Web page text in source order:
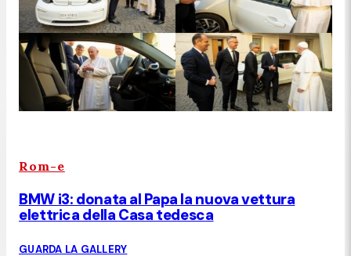
Rom-e
BMW i3: donata al Papa la nuova vettura
elettrica della Casa tedesca
GUARDA LA GALLERY